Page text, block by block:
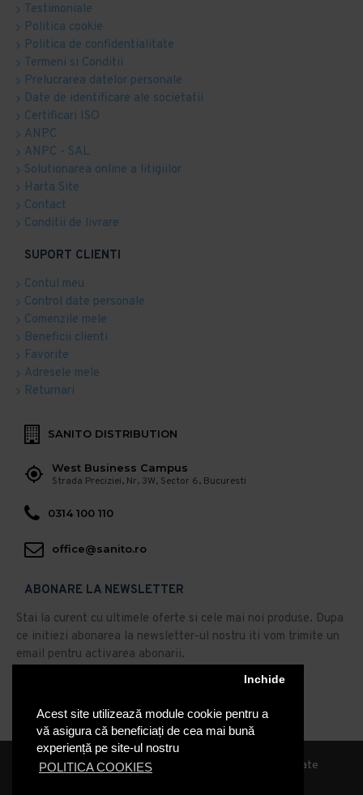
Acest site utilizează module cookie pentru a
vă asigura că beneficiați de cea mai bună
experiență pe site-ul nostru
POLITICA COOKIES
Inchide
Testimoniale
Politica cookie
Politica de confidentialitate
Termeni si Conditii
Prelucrarea datelor personale
Date de identificare ale societatii
Certificari ISO
ANPC
ANPC - SAL
Solutionarea online a litigiilor
Harta Site
Contact
Conditii de livrare
SUPORT CLIENTI
Contul meu
Control date personale
Comenzile mele
Beneficii clienti
Favorite
Adresele mele
Returnari
SANITO DISTRIBUTION
West Business Campus
Strada Preciziei, Nr, 3W, Sector 6, Bucuresti
0314 100 110
office@sanito.ro
ABONARE LA NEWSLETTER
Stai la curent cu ultimele oferte si cele mai noi produse. Dupa
ce initiezi abonarea la newsletter-ul nostru iti vom trimite un
email pentru activarea abonarii.
Abonare
Am citit şi sunt de acord cu Politica de Confidentialitate
© 2019, Sanito Distribution, Toate drepturile rezervate